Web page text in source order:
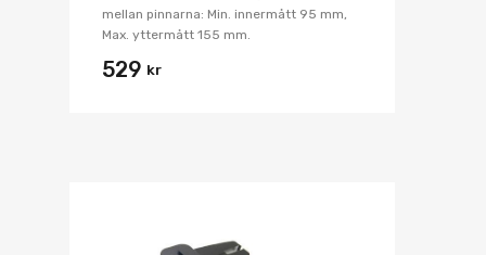
mellan pinnarna: Min. innermått 95 mm,
Max. yttermått 155 mm.
529 kr